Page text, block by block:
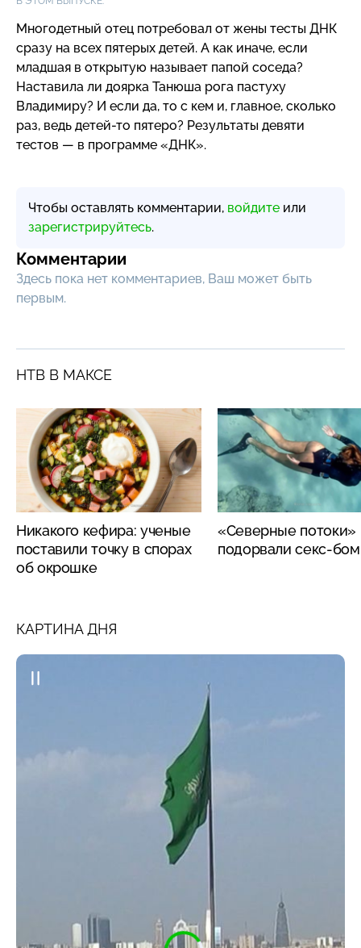
Многодетный отец потребовал от жены тесты ДНК
сразу на всех пятерых детей. А как иначе, если
младшая в открытую называет папой соседа?
Наставила ли доярка Танюша рога пастуху
Владимиру? И если да, то с кем и, главное, сколько
раз, ведь детей-то пятеро? Результаты девяти
тестов — в программе «ДНК».
Чтобы оставлять комментарии, войдите или
зарегистрируйтесь.
Комментарии
Здесь пока нет комментариев, Ваш может быть
первым.
НТВ В МАКСЕ
Никакого кефира: ученые
поставили точку в спорах
об окрошке
«Северные потоки»
подорвали секс-
КАРТИНА ДНЯ